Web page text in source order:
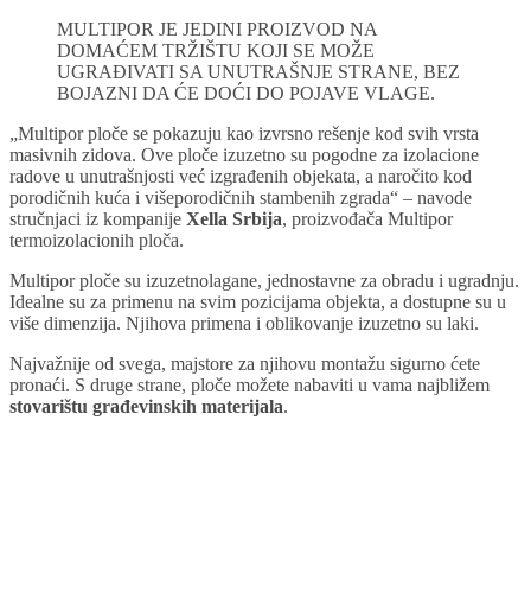
MULTIPOR JE JEDINI PROIZVOD NA
DOMAĆEM TRŽIŠTU KOJI SE MOŽE
UGRAĐIVATI SA UNUTRAŠNJE STRANE, BEZ
BOJAZNI DA ĆE DOĆI DO POJAVE VLAGE.
„Multipor ploče se pokazuju kao izvrsno rešenje kod svih vrsta
masivnih zidova. Ove ploče izuzetno su pogodne za izolacione
radove u unutrašnjosti već izgrađenih objekata, a naročito kod
porodičnih kuća i višeporodičnih stambenih zgrada“ – navode
stručnjaci iz kompanije Xella Srbija, proizvođača Multipor
termoizolacionih ploča.
Multipor ploče su izuzetnolagane, jednostavne za obradu i ugradnju.
Idealne su za primenu na svim pozicijama objekta, a dostupne su u
više dimenzija. Njihova primena i oblikovanje izuzetno su laki.
Najvažnije od svega, majstore za njihovu montažu sigurno ćete
pronaći. S druge strane, ploče možete nabaviti u vama najbližem
stovarištu građevinskih materijala.